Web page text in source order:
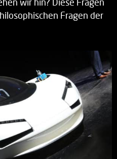
wir hin? Diese Fragen
Fragen der